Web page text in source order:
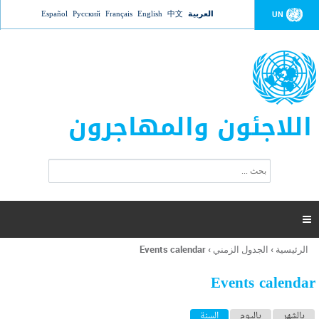
Jump to navigation UN العربية 中文
English
Français
Русский
Español
اللاجئون والمهاجرون
ت
ر
ل
ح
ب

أنت
هنا
الرئيسية › الجدول الزمني ›
Events calendar
Events calendar